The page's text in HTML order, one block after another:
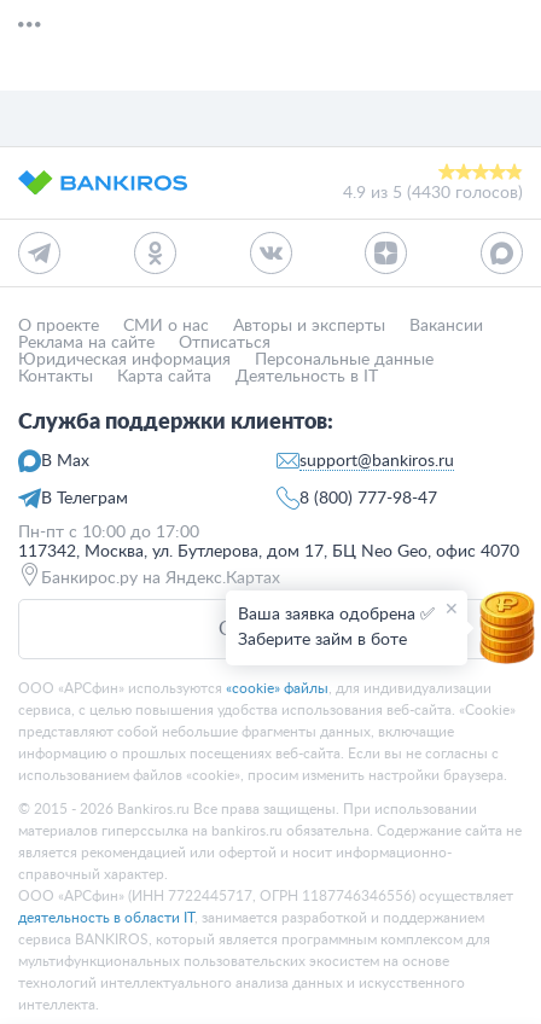
4.9 из 5 (4430 голосов)
О проекте СМИ о нас Авторы и эксперты
Вакансии
Реклама на сайте
Отписаться
Юридическая информация
Персональные данные
Контакты
Карта сайта Деятельность в IT
Служба поддержки клиентов:
В Max
В Телеграм
support@bankiros.ru
8 (800) 777-98-47
Пн-пт с 10:00 до 17:00
117342, Москва, ул. Бутлерова, дом 17, БЦ Neo Geo, офис 4070
Банкирос.ру на Яндекс.Картах
Отписаться
ООО «АРСфин» используются «cookie» файлы , для индивидуализации
сервиса, с целью повышения удобства использования веб-сайта. «Cookie»
представляют собой небольшие фрагменты данных, включащие
информацию о прошлых посещениях веб-сайта. Если вы не согласны с
использованием файлов «cookie», просим изменить настройки браузера.
© 2015 - 2026 Bankiros.ru Все права защищены. При использовании
материалов гиперссылка на bankiros.ru обязательна. Содержание сайта не
является рекомендацией или офертой и носит информационно-
справочный характер.
ООО «АРСфин» (ИНН 7722445717, ОГРН 1187746346556) осуществляет
деятельность в области IT, занимается разработкой и поддержанием
сервиса BANKIROS, который является программным комплексом для
мультифункциональных пользовательских экосистем на основе
технологий интеллектуального анализа данных и искусственного
интеллекта.
Ваша заявка одобрена ✅
Заберите займ в боте